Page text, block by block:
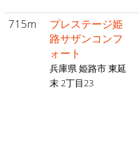
715m
プレステージ姫
路サザンコンフ
ォート
兵庫県 姫路市 東延
末 2丁目23